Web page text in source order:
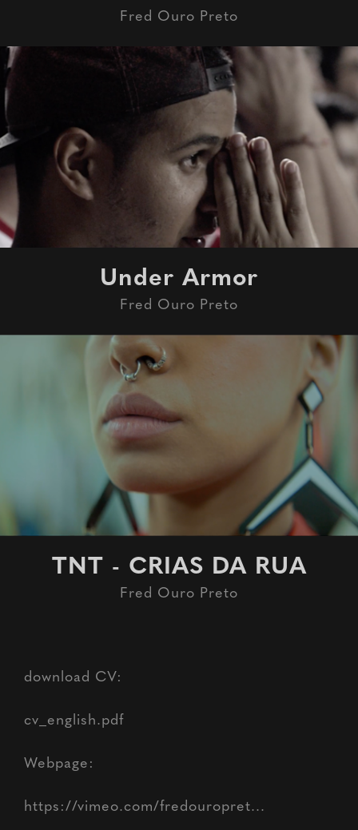
Fred Ouro Preto
Under Armor
Fred Ouro Preto
TNT - CRIAS DA RUA
Fred Ouro Preto
download CV:
cv_english.pdf
Webpage:
https://vimeo.com/fredouropret...